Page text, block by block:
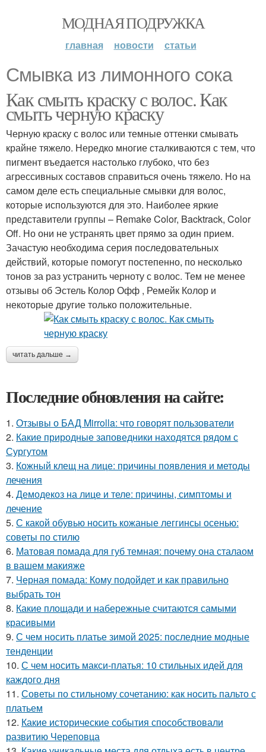
МОДНАЯ ПОДРУЖКА
главная новости статьи
Смывка из лимонного сока
Как смыть краску с волос. Как
смыть черную краску
Черную краску с волос или темные оттенки смывать
крайне тяжело. Нередко многие сталкиваются с тем, что
пигмент въедается настолько глубоко, что без
агрессивных составов справиться очень тяжело. Но на
самом деле есть специальные смывки для волос,
которые используются для это. Наиболее яркие
представители группы – Remake Color, Backtrack, Color
Off. Но они не устранять цвет прямо за один прием.
Зачастую необходима серия последовательных
действий, которые помогут постепенно, по несколько
тонов за раз устранить черноту с волос. Тем не менее
отзывы об Эстель Колор Офф , Ремейк Колор и
некоторые другие только положительные.
читать дальше →
Последние обновления на сайте:
1. Отзывы о БАД Mirrolla: что говорят пользователи
2. Какие природные заповедники находятся рядом с
Сургутом
3. Кожный клещ на лице: причины появления и методы
лечения
4. Демодекоз на лице и теле: причины, симптомы и
лечение
5. С какой обувью носить кожаные леггинсы осенью:
советы по стилю
6. Матовая помада для губ темная: почему она сталаом
в вашем макияже
7. Черная помада: Кому подойдет и как правильно
выбрать тон
8. Какие площади и набережные считаются самыми
красивыми
9. С чем носить платье зимой 2025: последние модные
тенденции
10. С чем носить макси-платья: 10 стильных идей для
каждого дня
11. Советы по стильному сочетанию: как носить пальто с
платьем
12. Какие исторические события способствовали
развитию Череповца